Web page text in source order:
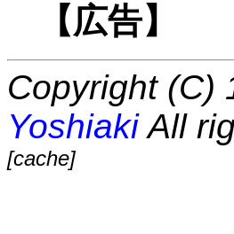
【広告】
Copyright (C)
YoshiakiAll
[cache]